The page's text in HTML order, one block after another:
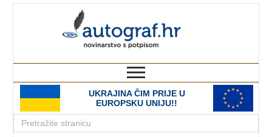
UKRAJINA ČIM PRIJE U
EUROPSKU UNIJU!!